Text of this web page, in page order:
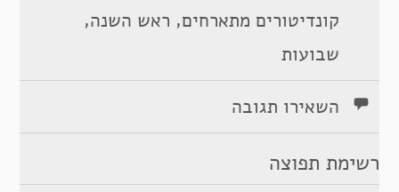
קונדיטורים מתארחים, ראש השנה,
שבועות
השאירו תגובה
רשימת תפוצה